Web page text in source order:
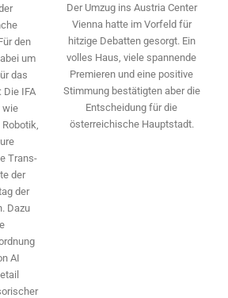
den
um
das
IFA
wie
Trans­
der
der
Dazu
AI
Der Umzug ins Austria Center
Vienna hatte im Vorfeld für
hitzige Debatten gesorgt. Ein
volles Haus, viele spannende
Premieren und eine positive
Stimmung bestätigten aber die
Entscheidung für die
österreichische Hauptstadt.